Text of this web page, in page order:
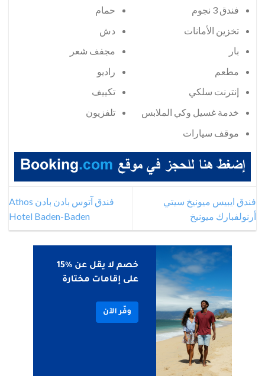
فندق 3 نجوم
تخزين الأمانات
بار
مطعم
إنترنت سلكي
خدمة غسيل وكي الملابس
موقف سيارات
حمام
دش
مجفف شعر
راديو
تكييف
تلفزيون
فندق ايبيس ميونيخ سيتي
أرنولفبارك ميونيخ
فندق آتوس بادن بادن Athos
Hotel Baden-Baden